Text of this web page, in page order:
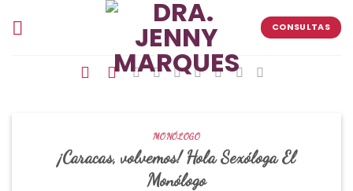
CONSULTAS
MONÓLOGO
¡Caracas, volvemos! Hola Sexóloga El
Monólogo